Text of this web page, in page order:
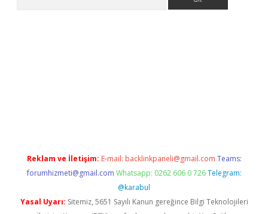
Reklam ve İletişim: E-mail: backlinkpaneli@gmail.com Teams:
forumhizmeti@gmail.com Whatsapp: 0262 606 0 726 Telegram:
@karabul
Yasal Uyarı: Sitemiz, 5651 Sayılı Kanun gereğince Bilgi Teknolojileri